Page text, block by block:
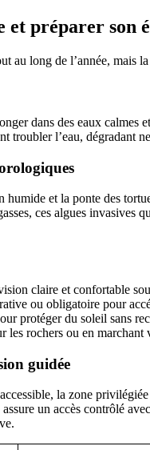
préparer son
au long de l’année, mais
dans des eaux
troubler l’eau, dégradant
et la ponte des
ces algues
claire et confortable
ou obligatoire pour
protéger du soleil sans
les rochers ou en marchant
guidée
la zone
un accès contrôlé